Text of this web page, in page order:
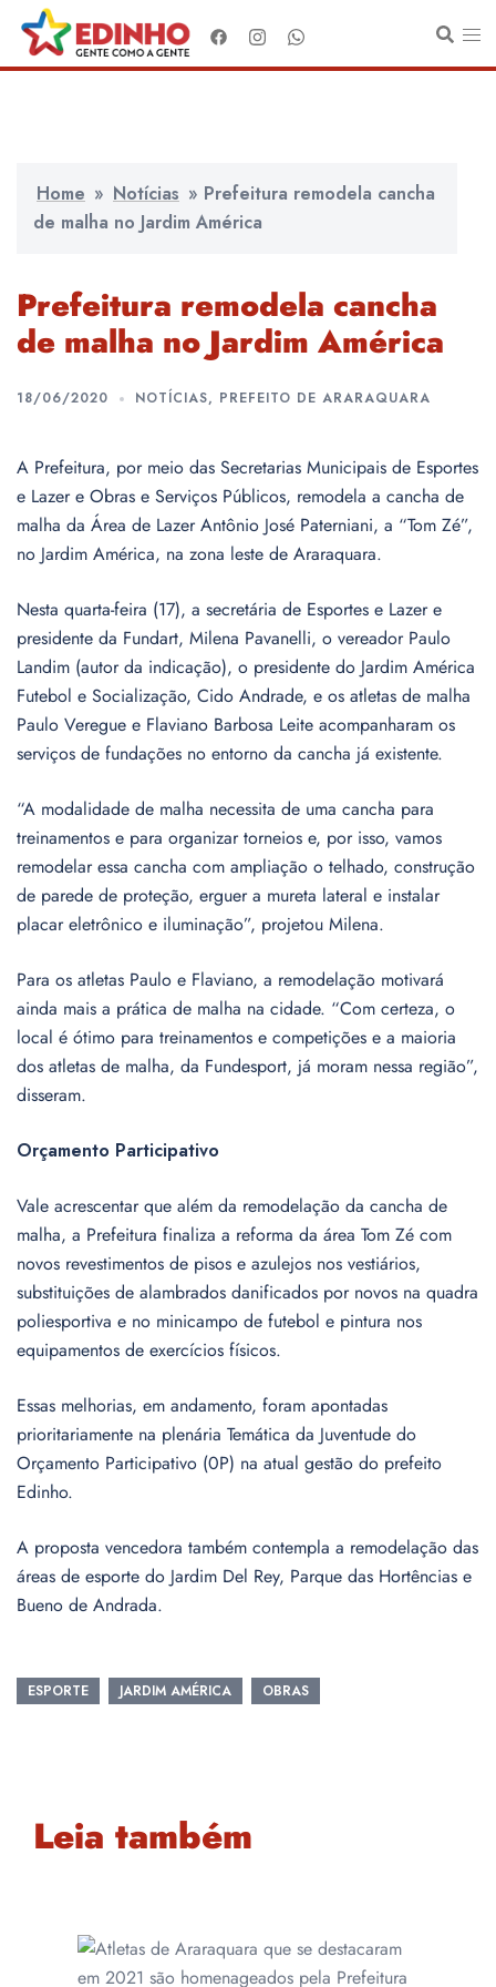
para
o
Home » Notícias » Prefeitura remodela cancha
de malha no Jardim América
Prefeitura remodela cancha
de malha no Jardim América
18/06/2020 NOTÍCIAS, PREFEITO DE ARARAQUARA
A Prefeitura, por meio das Secretarias Municipais de Esportes
e Lazer e Obras e Serviços Públicos, remodela a cancha de
malha da Área de Lazer Antônio José Paterniani, a “Tom Zé”,
no Jardim América, na zona leste de Araraquara.
Nesta quarta-feira (17), a secretária de Esportes e Lazer e
presidente da Fundart, Milena Pavanelli, o vereador Paulo
Landim (autor da indicação), o presidente do Jardim América
Futebol e Socialização, Cido Andrade, e os atletas de malha
Paulo Veregue e Flaviano Barbosa Leite acompanharam os
serviços de fundações no entorno da cancha já existente.
“A modalidade de malha necessita de uma cancha para
treinamentos e para organizar torneios e, por isso, vamos
remodelar essa cancha com ampliação o telhado, construção
de parede de proteção, erguer a mureta lateral e instalar
placar eletrônico e iluminação”, projetou Milena.
Para os atletas Paulo e Flaviano, a remodelação motivará
ainda mais a prática de malha na cidade. “Com certeza, o
local é ótimo para treinamentos e competições e a maioria
dos atletas de malha, da Fundesport, já moram nessa região”,
disseram.
Orçamento Participativo
Vale acrescentar que além da remodelação da cancha de
malha, a Prefeitura finaliza a reforma da área Tom Zé com
novos revestimentos de pisos e azulejos nos vestiários,
substituições de alambrados danificados por novos na quadra
poliesportiva e no minicampo de futebol e pintura nos
equipamentos de exercícios físicos.
Essas melhorias, em andamento, foram apontadas
prioritariamente na plenária Temática da Juventude do
Orçamento Participativo (0P) na atual gestão do prefeito
Edinho.
A proposta vencedora também contempla a remodelação das
áreas de esporte do Jardim Del Rey, Parque das Hortências e
Bueno de Andrada.
ESPORTE JARDIM AMÉRICA OBRAS
Leia também